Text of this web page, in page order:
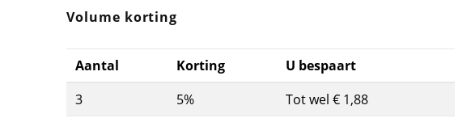
Volume korting
Aantal Korting
U bespaart
3
5%
Tot wel € 1,88